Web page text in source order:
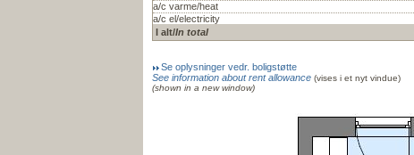
a/c varme/heat
a/c el/electricity
I alt/In total
Se oplysninger vedr. boligstøtte
See information about rent allowance (vises i et nyt vindue)
(shown in a new window)